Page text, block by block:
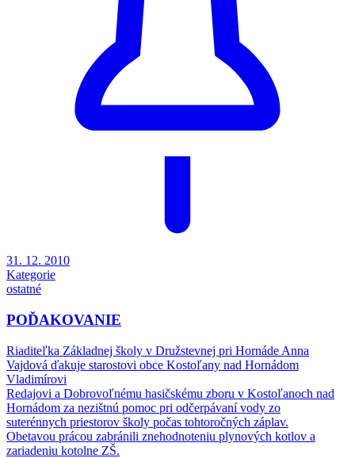
31. 12. 2010
Kategorie
ostatné
POĎAKOVANIE
Riaditeľka Základnej školy v Družstevnej pri Hornáde Anna
Vajdová ďakuje starostovi obce Kostoľany nad Hornádom
Vladimírovi
Redajovi a Dobrovoľnému hasičskému zboru v Kostoľanoch nad
Hornádom za nezištnú pomoc pri odčerpávaní vody zo
suterénnych priestorov školy počas tohtoročných záplav.
Obetavou prácou zabránili znehodnoteniu plynových kotlov a
zariadeniu kotolne ZŠ.